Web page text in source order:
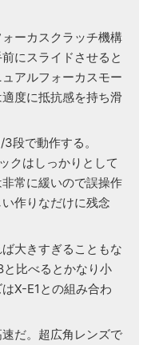
ーカスクラッチ機構
にスライドさせると
アルフォーカスモー
度に抵抗感を持ち滑
段で動作する。
クはしっかりとして
常に緩いので誤操作
作りなだけに残念
大きすぎることもな
比べるとかなり小
X-E1との組み合わ
だ。超広角レンズで